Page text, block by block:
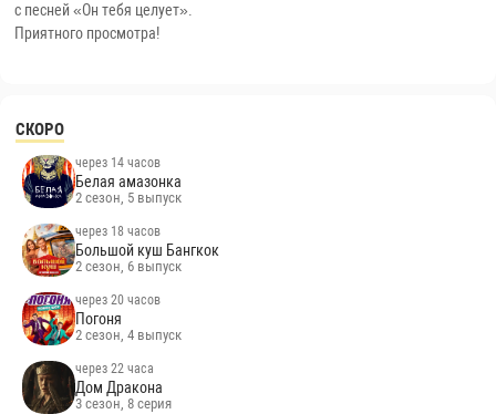
с песней «Он тебя целует».
Приятного просмотра!
СКОРО
через 14 часов
Белая амазонка
2 сезон, 5 выпуск
через 18 часов
Большой куш Бангкок
2 сезон, 6 выпуск
через 20 часов
Погоня
2 сезон, 4 выпуск
через 22 часа
Дом Дракона
3 сезон, 8 серия